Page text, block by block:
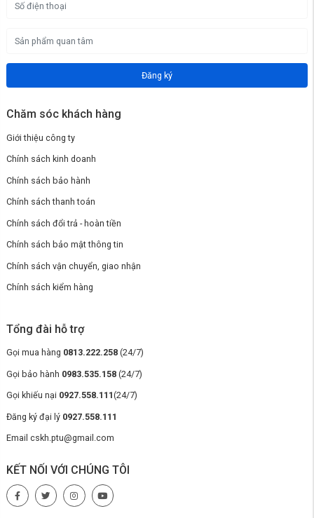
Đăng ký
Chăm sóc khách hàng
Giới thiệu công ty
Chính sách kinh doanh
Chính sách bảo hành
Chính sách thanh toán
Chính sách đổi trả - hoàn tiền
Chính sách bảo mật thông tin
Chính sách vận chuyển, giao nhận
Chính sách kiểm hàng
Tổng đài hỗ trợ
Gọi mua hàng 0813.222.258 (24/7)
Gọi bảo hành 0983.535.158 (24/7)
Gọi khiếu nại 0927.558.111(24/7)
Đăng ký đại lý 0927.558.111
Email cskh.ptu@gmail.com
KẾT NỐI VỚI CHÚNG TÔI